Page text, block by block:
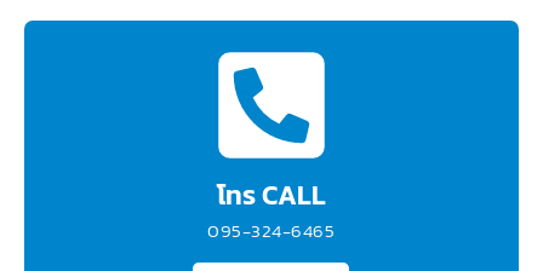
095-324-6465
โทร CALL